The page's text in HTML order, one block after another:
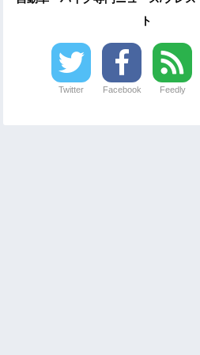
ト
Twitter Facebook Feedly